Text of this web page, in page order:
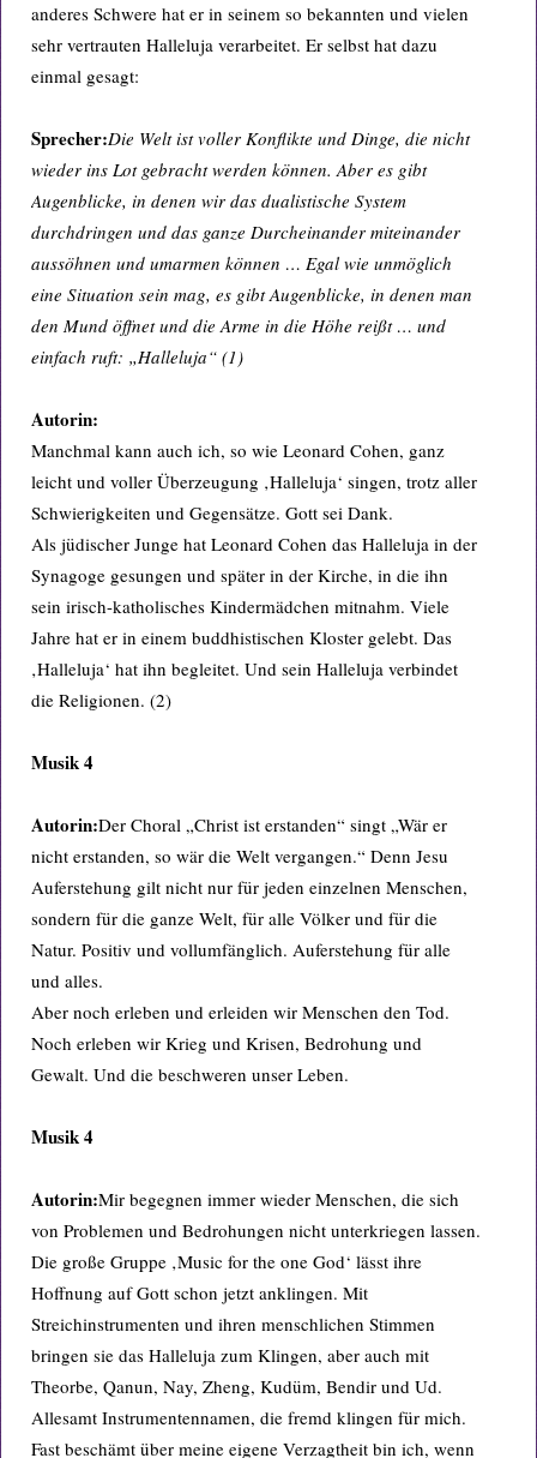
anderes Schwere hat er in seinem so bekannten und vielen
sehr vertrauten Halleluja verarbeitet. Er selbst hat dazu
einmal gesagt:
Sprecher:Die Welt ist voller Konflikte und Dinge, die nicht
wieder ins Lot gebracht werden können. Aber es gibt
Augenblicke, in denen wir das dualistische System
durchdringen und das ganze Durcheinander miteinander
aussöhnen und umarmen können … Egal wie unmöglich
eine Situation sein mag, es gibt Augenblicke, in denen man
den Mund öffnet und die Arme in die Höhe reißt … und
einfach ruft: „Halleluja“ (1)
Autorin:
Manchmal kann auch ich, so wie Leonard Cohen, ganz
leicht und voller Überzeugung ‚Halleluja‘ singen, trotz aller
Schwierigkeiten und Gegensätze. Gott sei Dank.
Als jüdischer Junge hat Leonard Cohen das Halleluja in der
Synagoge gesungen und später in der Kirche, in die ihn
sein irisch-katholisches Kindermädchen mitnahm. Viele
Jahre hat er in einem buddhistischen Kloster gelebt. Das
‚Halleluja‘ hat ihn begleitet. Und sein Halleluja verbindet
die Religionen. (2)
Musik 4
Autorin:Der Choral „Christ ist erstanden“ singt „Wär er
nicht erstanden, so wär die Welt vergangen.“ Denn Jesu
Auferstehung gilt nicht nur für jeden einzelnen Menschen,
sondern für die ganze Welt, für alle Völker und für die
Natur. Positiv und vollumfänglich. Auferstehung für alle
und alles.
Aber noch erleben und erleiden wir Menschen den Tod.
Noch erleben wir Krieg und Krisen, Bedrohung und
Gewalt. Und die beschweren unser Leben.
Musik 4
Autorin:Mir begegnen immer wieder Menschen, die sich
von Problemen und Bedrohungen nicht unterkriegen lassen.
Die große Gruppe ‚Music for the one God‘ lässt ihre
Hoffnung auf Gott schon jetzt anklingen. Mit
Streichinstrumenten und ihren menschlichen Stimmen
bringen sie das Halleluja zum Klingen, aber auch mit
Theorbe, Qanun, Nay, Zheng, Kudüm, Bendir und Ud.
Allesamt Instrumentennamen, die fremd klingen für mich.
Fast beschämt über meine eigene Verzagtheit bin ich, wenn